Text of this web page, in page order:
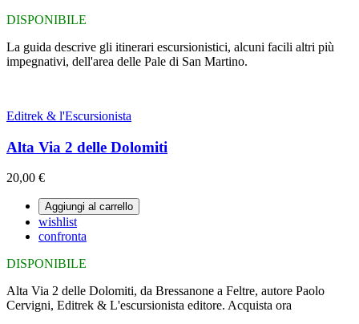
DISPONIBILE
La guida descrive gli itinerari escursionistici, alcuni facili altri più
impegnativi, dell'area delle Pale di San Martino.
Editrek & l'Escursionista
Alta Via 2 delle Dolomiti
20,00 €
Aggiungi al carrello
wishlist
confronta
DISPONIBILE
Alta Via 2 delle Dolomiti, da Bressanone a Feltre, autore Paolo
Cervigni, Editrek & L'escursionista editore. Acquista ora